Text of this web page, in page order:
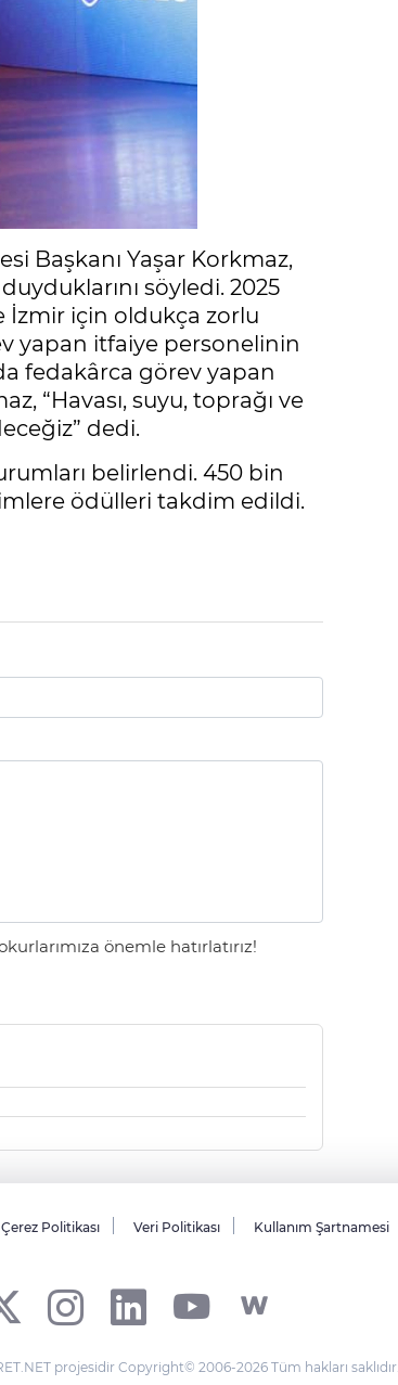
Başkanı Yaşar Korkmaz,
söyledi. 2025
İzmir için oldukça zorlu
yapan itfaiye personelinin
fedakârca görev yapan
“Havası, suyu, toprağı ve
dedi.
belirlendi. 450 bin
ödülleri takdim edildi.
önemle hatırlatırız!
Çerez Politikası Veri Politikası Kullanım Şartnamesi
projesidir Copyright© 2006-2026 Tüm hakları saklıdır.